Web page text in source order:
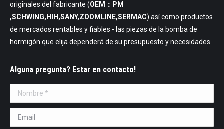
originales del fabricante (OEM：PM
,SCHWING,HIH,SANY,ZOOMLINE,SERMAC) así como productos
de mercados rentables y fiables - las piezas de la bomba de
hormigón que elija dependerá de su presupuesto y necesidades.
Alguna pregunta? Estar en contacto!
Nombre *
Email *